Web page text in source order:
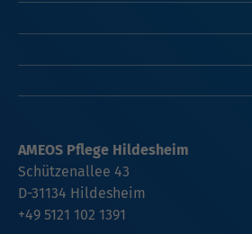
AMEOS Pflege Hildesheim
Schützenallee 43
D-31134 Hildesheim
+49 5121 102 1391